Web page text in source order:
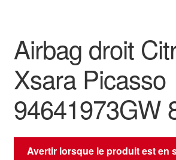
Airbag droit
Xsara Picasso
94641973GW
Avertir lorsque le produit est en